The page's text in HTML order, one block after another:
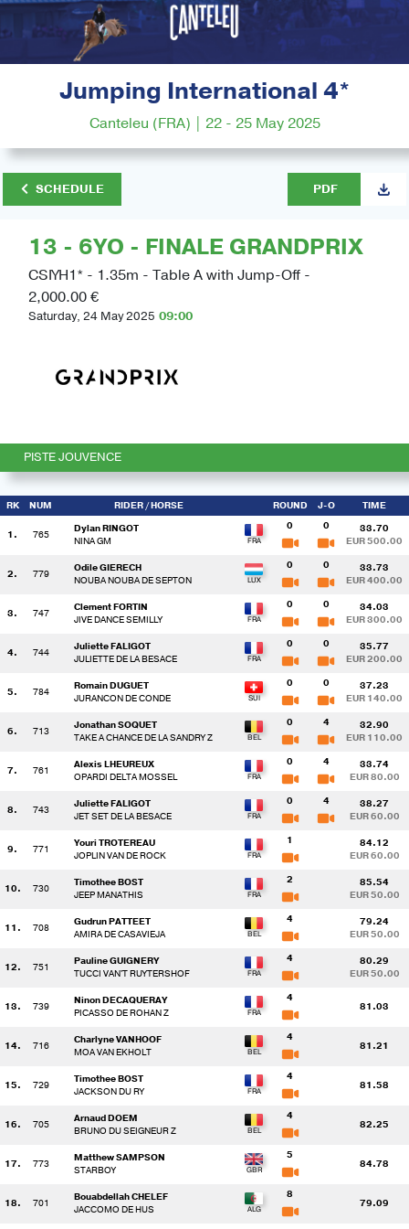
Jumping International 4*
Canteleu (FRA) | 22 - 25 May 2025
SCHEDULE PDF
13 - 6YO - FINALE GRANDPRIX
CSIYH1* - 1.35m - Table A with Jump-Off -
2,000.00 €
Saturday, 24 May 2025 09:00
PISTE JOUVENCE
RK NUM RIDER / HORSE ROUND J-O TIME
1. 765
Dylan RINGOT
NINA GM
0 0 33.70
EUR 500.00
2. 779
Odile GIERECH
NOUBA NOUBA DE SEPTON
0 0 33.73
EUR 400.00
3. 747
Clement FORTIN
JIVE DANCE SEMILLY
0 0 34.03
EUR 300.00
4. 744
Juliette FALIGOT
JULIETTE DE LA BESACE
0 0 35.77
EUR 200.00
5. 784
Romain DUGUET
JURANCON DE CONDE
0 0 37.23
EUR 140.00
6. 713
Jonathan SOQUET
TAKE A CHANCE DE LA SANDRY Z
0 4 32.90
EUR 110.00
7. 761
Alexis LHEUREUX
OPARDI DELTA MOSSEL
0 4 33.74
EUR 80.00
8. 743
Juliette FALIGOT
JET SET DE LA BESACE
0 4 38.27
EUR 60.00
9. 771
Youri TROTEREAU
JOPLIN VAN DE ROCK
1 84.12
EUR 60.00
10. 730
Timothee BOST
JEEP MANATHIS
2 85.54
EUR 50.00
11. 708
Gudrun PATTEET
AMIRA DE CASAVIEJA
4 79.24
EUR 50.00
12. 751
Pauline GUIGNERY
TUCCI VAN'T RUYTERSHOF
4 80.29
EUR 50.00
13. 739
Ninon DECAQUERAY
PICASSO DE ROHAN Z
4
81.03
14. 716
Charlyne VANHOOF
MOA VAN EKHOLT
4
81.21
15. 729
Timothee BOST
JACKSON DU RY
4
81.58
16. 705
Arnaud DOEM
BRUNO DU SEIGNEUR Z
4
82.25
17. 773
Matthew SAMPSON
STARBOY
5
84.78
18. 701
Bouabdellah CHELEF
JACCOMO DE HUS
8
79.09